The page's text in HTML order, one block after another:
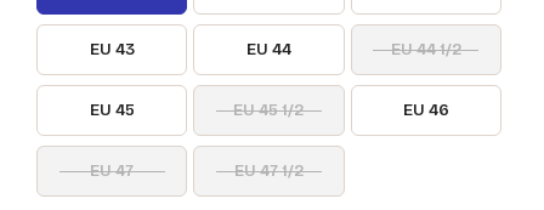
EU 43 EU 44 EU 44 1/2
EU 45 EU 45 1/2 EU 46
EU 47 EU 47 1/2